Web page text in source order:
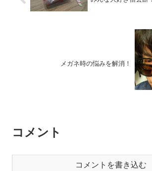
メガネ時の悩みを解消！
コメント
コメントを書き込む